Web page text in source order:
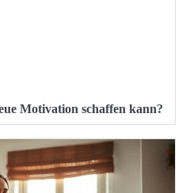
Motivation schaffen kann?